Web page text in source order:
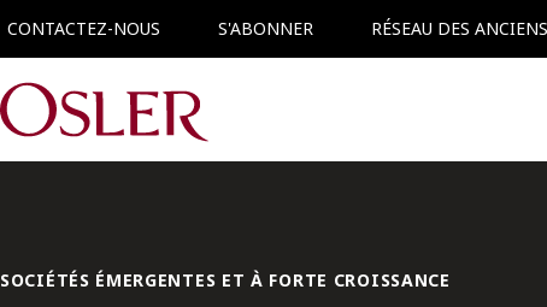
CONTACTEZ-NOUS S'ABONNER RÉSEAU DES
Main Navigation
SOCIÉTÉS ÉMERGENTES ET À FORTE CROISSANCE